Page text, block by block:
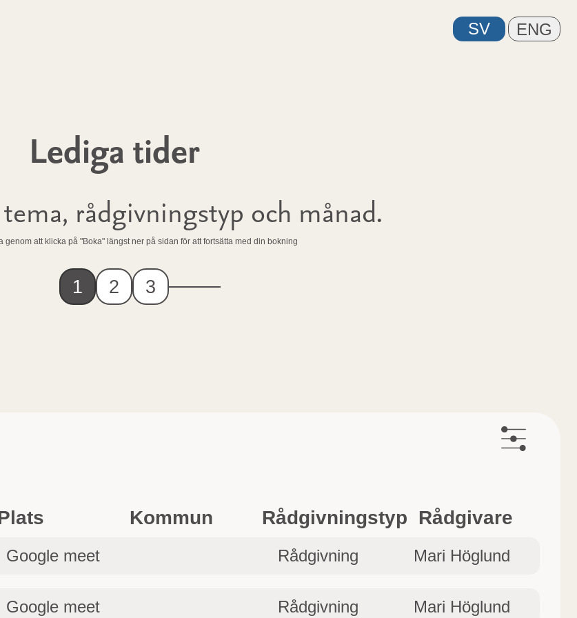
Lediga tider
rådgivningstyp och månad.
genom att klicka på "Boka" längst ner på sidan för att fortsätta med din bokning
1 2 3
Kommun Rådgivningstyp Rådgivare
Google meet Rådgivning Mari Höglund
Google meet Rådgivning Mari Höglund